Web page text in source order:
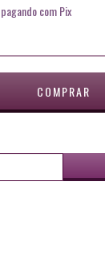
pagando com Pix